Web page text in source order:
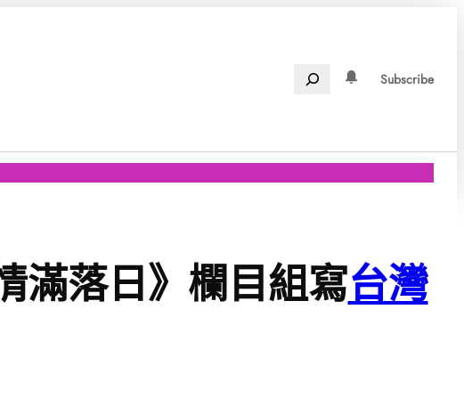
Search Subscribe
滿落日》欄目組寫台灣